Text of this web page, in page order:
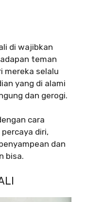
di wajibkan
teman
mereka selalu
yang di alami
dan gerogi.
cara
diri,
dan
bisa.